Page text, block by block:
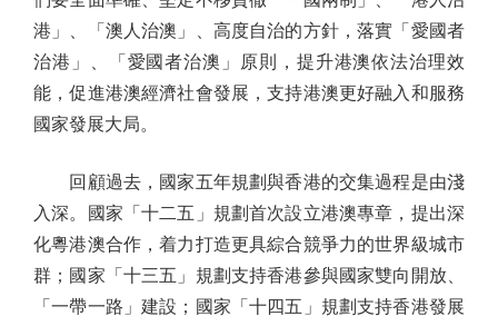
港」、「澳人治澳」、高度自治的方針，落實「愛國者
治港」、「愛國者治澳」原則，提升港澳依法治理效
能，促進港澳經濟社會發展，支持港澳更好融入和服務
國家發展大局。
回顧過去，國家五年規劃與香港的交集過程是由淺
入深。國家「十二五」規劃首次設立港澳專章，提出深
化粵港澳合作，着力打造更具綜合競爭力的世界級城市
群；國家「十三五」規劃支持香港參與國家雙向開放、
「一帶一路」建設；國家「十四五」規劃支持香港發展